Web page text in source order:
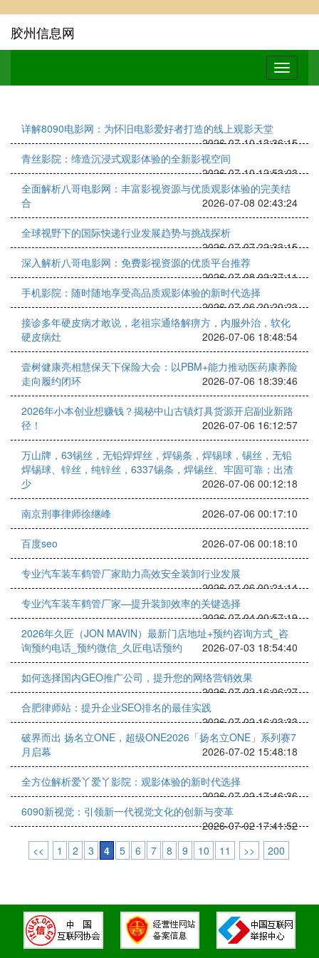
胶州信息网
详解8090电影网：为怀旧电影爱好者打造的线上观影天堂
2026-07-10 13:36:15
青丝影院：缔造沉浸式观影体验的全新影视空间
2026-07-10 12:53:03
全面解析八哥电影网：丰富影视资源与优质观影体验的完美结
合
2026-07-08 02:43:24
全球视野下的国际快递行业发展趋势与挑战探析
2026-07-07 22:33:15
深入解析八哥电影网：免费影视资源的优质平台推荐
2026-07-08 02:37:11
手机影院：随时随地享受高品质观影体验的新时代选择
2026-07-06 20:20:23
接诊多年硬皮病才敢说，老祖宗通络解痹方，内服外治，软化
硬皮病灶
2026-07-06 18:48:54
壹树健康亮相慧保天下保险大会：以PBM+能力推动医药康养险
走向履约闭环
2026-07-06 18:39:46
2026年小本创业想赚钱？揭秘中山古镇灯具货源开启副业新路
径！
2026-07-06 16:12:57
万山牌，63锡丝，无铅焊焊丝，焊锡条，焊锡球，锡丝，无铅
焊锡球、锌丝，纯锌丝，6337锡条，焊锡丝、牢固可靠；出渣
少
2026-07-06 00:12:18
南京刑事律师徐继峰 2026-07-06 00:17:10
百度seo 2026-07-06 00:18:10
专业汽车装车鹤管厂家助力高效安全装卸行业发展
2026-07-06 00:21:14
专业汽车装车鹤管厂家—提升装卸效率的关键选择
2026-07-04 00:57:19
2026年久匠（JON MAVIN）最新门店地址+预约咨询方式_咨
询预约电话_预约微信_久匠电话预约
2026-07-03 18:54:40
如何选择国内GEO推广公司，提升您的网络营销效果
2026-07-02 16:06:27
合肥律师站：提升企业SEO排名的最佳实践
2026-07-02 16:03:33
破界而出 扬名立ONE，超级ONE2026「扬名立ONE」系列赛7
月启幕
2026-07-02 15:48:18
全方位解析爱丫爱丫影院：观影体验的新时代选择
2026-07-02 17:46:36
6090新视觉：引领新一代视觉文化的创新与变革
2026-07-02 17:41:52
<<
1 2 3 4 5 6 7 8 9 10 11 >> 200